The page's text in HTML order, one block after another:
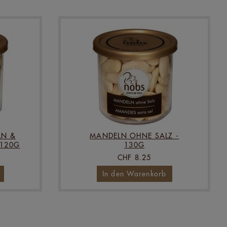
&
MANDELN OHNE SALZ -
130G
CHF 8.25
In den Warenkorb